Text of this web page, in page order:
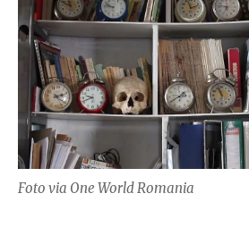
Foto via One World Romania